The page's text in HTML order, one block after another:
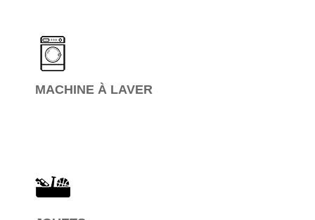
MACHINE À LAVER